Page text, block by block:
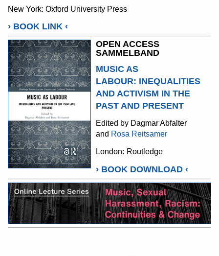
New York: Oxford University Press
› BOOK LINK ‹
OPEN ACCESS
SAMMELBAND
MUSIC AS
LABOUR: INEQUALITIES
AND ACTIVISM IN THE
PAST AND PRESENT
Edited by Dagmar Abfalter
and Rosa Reitsamer
London: Routledge
› BOOK DOWNLOAD ‹